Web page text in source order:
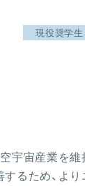
現役奨学生
宇宙産業を維
るため、より